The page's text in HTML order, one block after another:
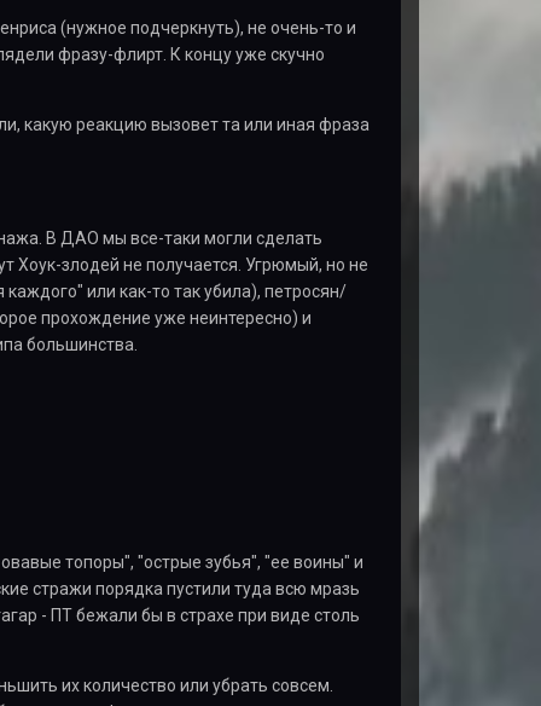
(нужное подчеркнуть), не очень-то и
фразу-флирт. К концу уже скучно
какую реакцию вызовет та или иная фраза
В ДАО мы все-таки могли сделать
Хоук-злодей не получается. Угрюмый, но не
или как-то так убила), петросян/
прохождение уже неинтересно) и
большинства.
топоры", "острые зубья", "ее воины" и
стражи порядка пустили туда всю мразь
- ПТ бежали бы в страхе при виде столь
их количество или убрать совсем.